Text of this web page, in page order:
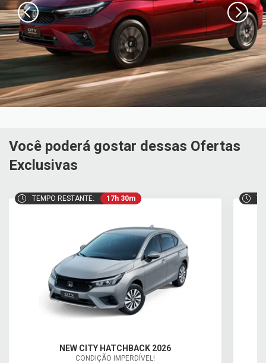
Você poderá gostar dessas Ofertas
Exclusivas
TEMPO RESTANTE: 17h 30m
NEW CITY HATCHBACK 2026
CONDIÇÃO IMPERDÍVEL!